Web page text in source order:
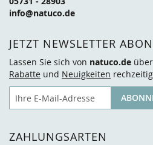
info@natuco.de
JETZT NEWSLETTER
Lassen Sie sich von natuco.de
Rabatte und Neuigkeiten
ZAHLUNGSARTEN